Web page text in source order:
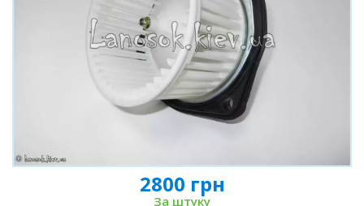
2800 грн
За штуку